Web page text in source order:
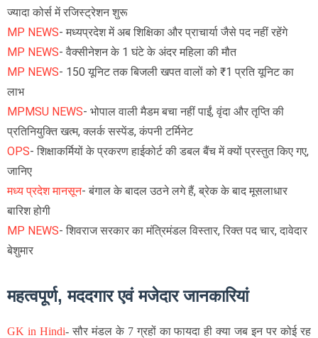
ज्यादा कोर्स में रजिस्ट्रेशन शुरू
MP NEWS- मध्यप्रदेश में अब शिक्षिका और प्राचार्या जैसे पद नहीं रहेंगे
MP NEWS- वैक्सीनेशन के 1 घंटे के अंदर महिला की मौत
MP NEWS- 150 यूनिट तक बिजली खपत वालों को ₹1 प्रति यूनिट का
लाभ
MPMSU NEWS- भोपाल वाली मैडम बचा नहीं पाईं, वृंदा और तृप्ति की
प्रतिनियुक्ति खत्म, क्लर्क सस्पेंड, कंपनी टर्मिनेट
OPS- शिक्षाकर्मियों के प्रकरण हाईकोर्ट की डबल बैंच में क्यों प्रस्तुत किए गए,
जानिए
मध्य प्रदेश मानसून- बंगाल के बादल उठने लगे हैं, ब्रेक के बाद मूसलाधार
बारिश होगी
MP NEWS- शिवराज सरकार का मंत्रिमंडल विस्तार, रिक्त पद चार, दावेदार
बेशुमार
महत्वपूर्ण, मददगार एवं मजेदार जानकारियां
GK in Hindi- सौर मंडल के 7 ग्रहों का फायदा ही क्या जब इन पर कोई रह